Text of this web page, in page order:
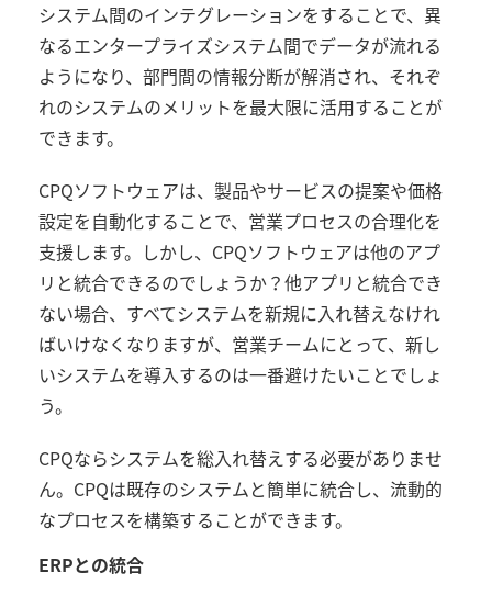
システム間のインテグレーションをすることで、異
なるエンタープライズシステム間でデータが流れる
ようになり、部門間の情報分断が解消され、それぞ
れのシステムのメリットを最大限に活用することが
できます。
CPQソフトウェアは、製品やサービスの提案や価格
設定を自動化することで、営業プロセスの合理化を
支援します。しかし、 CPQソフトウェアは他のアプ
リと統合できるのでしょうか？他アプリと統合でき
ない場合、すべてシステムを新規に入れ替えなけれ
ばいけなくなりますが、営業チームにとって、新し
いシステムを導入するのは一番避けたいことでしょ
う。
CPQならシステムを総入れ替えする必要がありませ
ん。 CPQは既存のシステムと簡単に統合し、流動的
なプロセスを構築することができます。
ERPとの統合